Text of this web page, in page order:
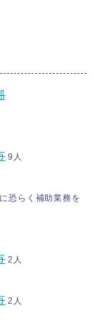
9人
恐らく補助業務を
2人
2人